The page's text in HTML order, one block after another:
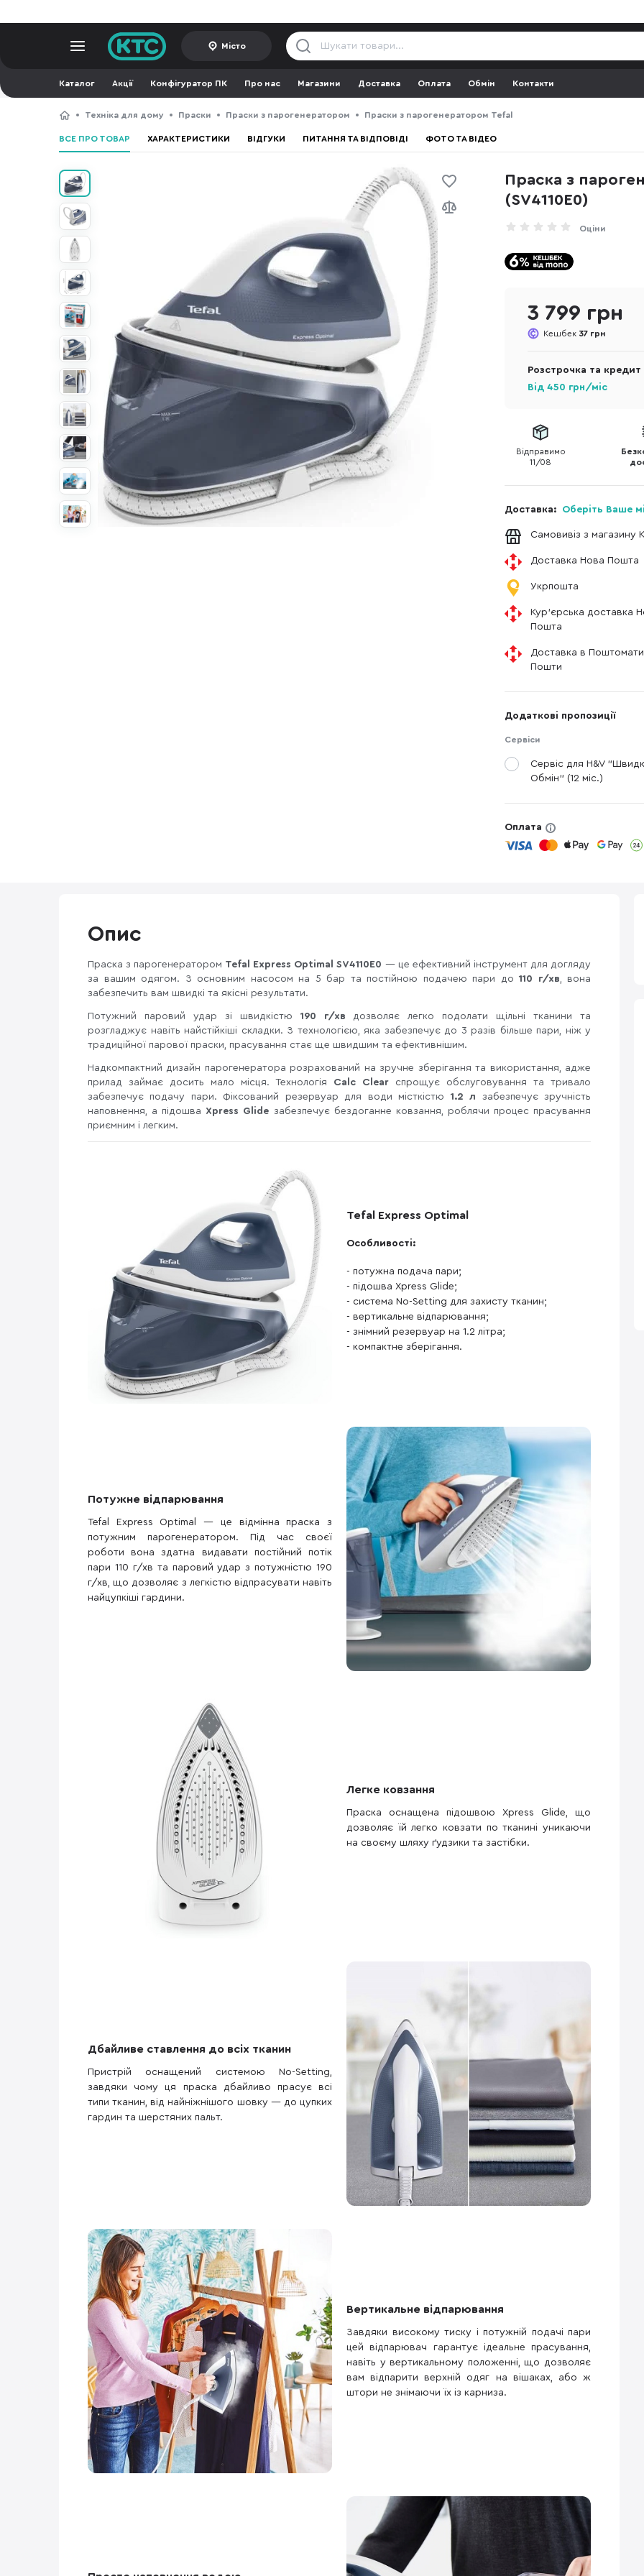
Місто
Каталог Акції Конфігуратор ПК Про нас Магазини Доставка Оплата Обмін Контакти
Техніка для дому Праски Праски з парогенератором Праски з парогенератором Tefal
ВСЕ ПРО ТОВАР ХАРАКТЕРИСТИКИ ВІДГУКИ ПИТАННЯ ТА ВІДПОВІДІ ФОТО ТА ВІДЕО
Праска з
(SV4110E0)
Оціни
3 799 грн
Кешбек 37 грн
Розстрочка та кредит
Від 450 грн/міс
Відправимо
11/08
Доставка: Оберіть Ваше
Самовивіз з магазину
Доставка Нова Пошта
Укрпошта
Кур'єрська доставка
Пошта
Доставка в
Пошти
Додаткові пропозиції
Сервіси
Сервіс для H&V
Обмін" (12 міс.)
Оплата
Опис
Праска з парогенератором Tefal Express Optimal SV4110E0 — це ефективний інструмент для догляду
за вашим одягом. З основним насосом на 5 бар та постійною подачею пари до 110 г/хв, вона
забезпечить вам швидкі та якісні результати.
Потужний паровий удар зі швидкістю 190 г/хв дозволяє легко подолати щільні тканини та
розгладжує навіть найстійкіші складки. З технологією, яка забезпечує до 3 разів більше пари, ніж у
традиційної парової праски, прасування стає ще швидшим та ефективнішим.
Надкомпактний дизайн парогенератора розрахований на зручне зберігання та використання, адже
прилад займає досить мало місця. Технологія Calc Clear спрощує обслуговування та тривало
забезпечує подачу пари. Фіксований резервуар для води місткістю 1.2 л забезпечує зручність
наповнення, а підошва Xpress Glide забезпечує бездоганне ковзання, роблячи процес прасування
приємним і легким.
Tefal Express Optimal
Особливості:
- потужна подача пари;
- підошва Xpress Glide;
- система No-Setting для захисту тканин;
- вертикальне відпарювання;
- знімний резервуар на 1.2 літра;
- компактне зберігання.
Потужне відпарювання
Tefal Express Optimal — це відмінна праска з
потужним парогенератором. Під час своєї
роботи вона здатна видавати постійний потік
пари 110 г/хв та паровий удар з потужністю 190
г/хв, що дозволяє з легкістю відпрасувати навіть
найцупкіші гардини.
Легке ковзання
Праска оснащена підошвою Xpress Glide, що
дозволяє їй легко ковзати по тканині уникаючи
на своєму шляху ґудзики та застібки.
Дбайливе ставлення до всіх тканин
Пристрій оснащений системою No-Setting,
завдяки чому ця праска дбайливо прасує всі
типи тканин, від найніжнішого шовку — до цупких
гардин та шерстяних пальт.
Вертикальне відпарювання
Завдяки високому тиску і потужній подачі пари
цей відпарювач гарантує ідеальне прасування,
навіть у вертикальному положенні, що дозволяє
вам відпарити верхній одяг на вішаках, або ж
штори не знімаючи їх із карниза.